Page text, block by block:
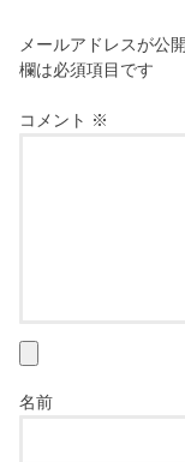
メールアドレスが公
欄は必須項目です
コメント ※
名前